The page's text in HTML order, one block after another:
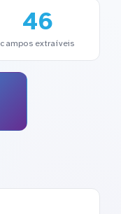
46
campos extraíveis